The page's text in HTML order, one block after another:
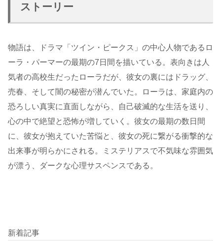
ストーリー
物語は、ドラマ「ツイン・ピークス」の中心人物であるロ
ーラ・パーマーの最期の7日間を描いている。表向きは人
気者の高校生だったローラだが、彼女の裏にはドラッグ、
売春、そして闇の秘密が潜んでいた。ローラは、家庭内の
恐ろしい真実に直面しながら、自己破滅的な生活を送り、
心の中で絶望と恐怖が増していく。彼女の最期の数日間
に、彼女が抱えていた苦悩と、彼女の死に繋がる衝撃的な
出来事が明らかにされる。ミステリアスで不気味な雰囲気
が漂う、ダークな心理サスペンスである。
新着記事